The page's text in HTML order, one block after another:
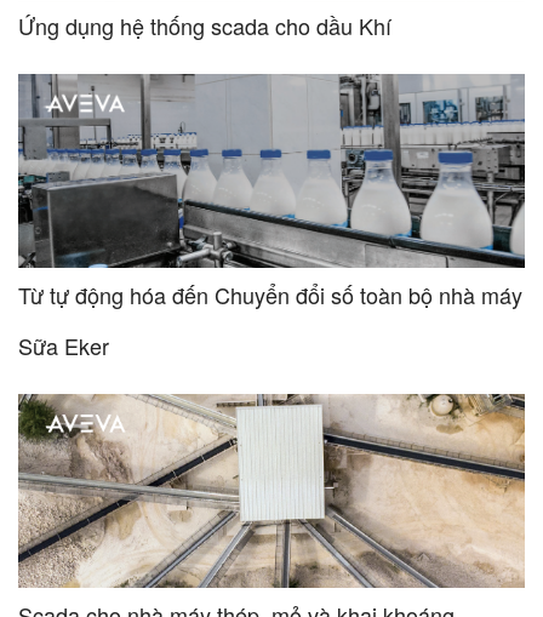
Ứng dụng hệ thống scada cho dầu Khí
Từ tự động hóa đến Chuyển đổi số toàn bộ nhà máy
Sữa Eker